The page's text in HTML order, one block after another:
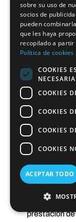
No se cederán
o en el
solicitud.
Entre los
comunicados
así lo exija la
Social o
encargadas
de detección
tecnológicos,
servicios
terceros
prestación
sobre su uso de
socios de
pueden
que les haya
recopilado a partir
Política de cookies
COOKIES
COOKIES
COOKIES
COOKIES
COOKIES
ACEPTAR TODO